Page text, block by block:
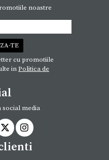
noastre
cu promotiile
inPolitica de
media